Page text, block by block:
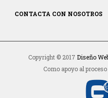
CONTACTA CON NOSOTROS
Copyright © 2017 Diseño
Como apoyo al